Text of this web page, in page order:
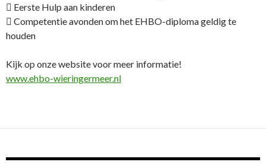
 Eerste Hulp aan kinderen
 Competentie avonden om het EHBO-diploma geldig te
houden
Kijk op onze website voor meer informatie!
www.ehbo-wieringermeer.nl